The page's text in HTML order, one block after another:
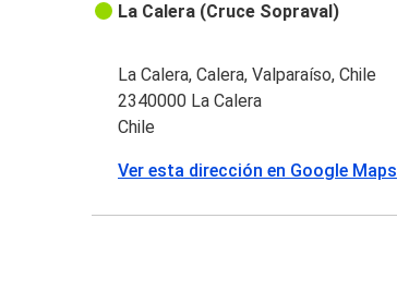
La Calera (Cruce Sopraval)
La Calera, Calera, Valparaíso, Chile
2340000 La Calera
Chile
Ver esta dirección en Google Maps